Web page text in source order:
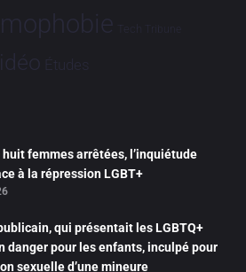
Tech Tribune
Études
huit femmes arrêtées, l’inquiétude
à la répression LGBT+
qui présentait les LGBTQ+
danger pour les enfants, inculpé pour
sexuelle d’une mineure